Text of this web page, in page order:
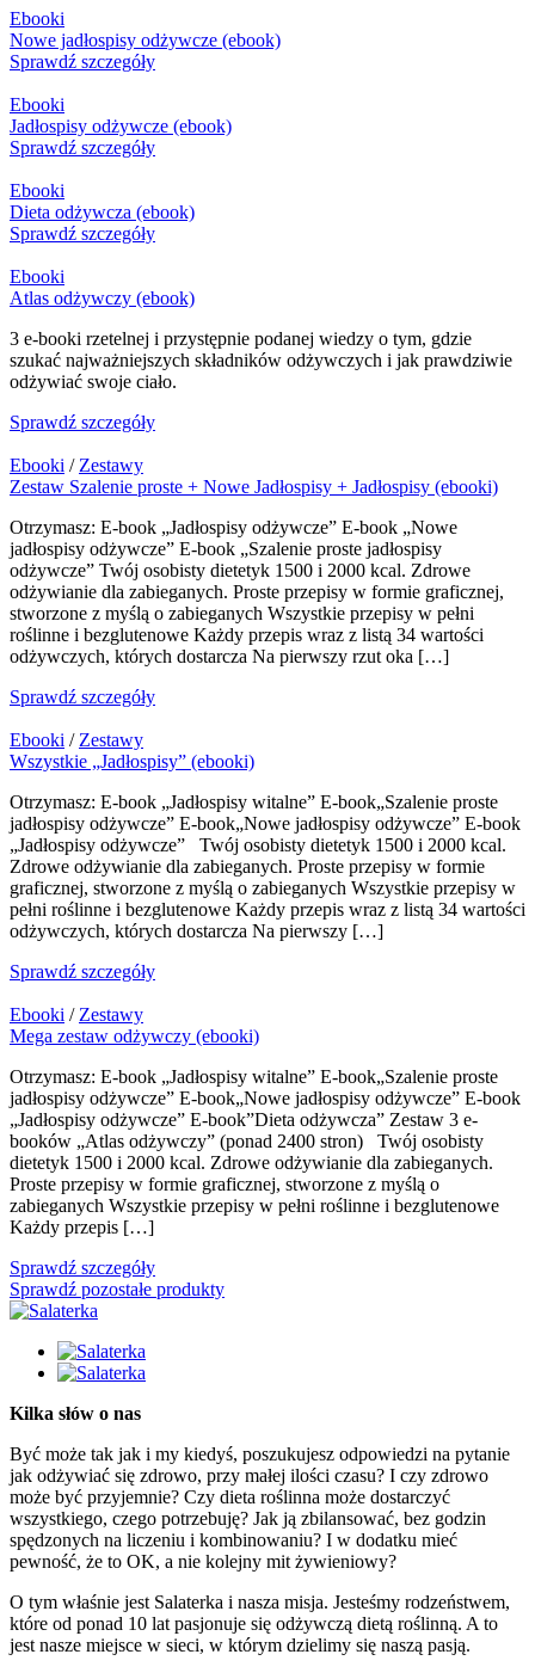
Ebooki
Nowe jadłospisy odżywcze (ebook)
Sprawdź szczegóły
Ebooki
Jadłospisy odżywcze (ebook)
Sprawdź szczegóły
Ebooki
Dieta odżywcza (ebook)
Sprawdź szczegóły
Ebooki
Atlas odżywczy (ebook)
3 e-booki rzetelnej i przystępnie podanej wiedzy o tym, gdzie
szukać najważniejszych składników odżywczych i jak prawdziwie
odżywiać swoje ciało.
Sprawdź szczegóły
Ebooki / Zestawy
Zestaw Szalenie proste + Nowe Jadłospisy + Jadłospisy (ebooki)
Otrzymasz: E-book „Jadłospisy odżywcze” E-book „Nowe
jadłospisy odżywcze” E-book „Szalenie proste jadłospisy
odżywcze” Twój osobisty dietetyk 1500 i 2000 kcal. Zdrowe
odżywianie dla zabieganych. Proste przepisy w formie graficznej,
stworzone z myślą o zabieganych Wszystkie przepisy w pełni
roślinne i bezglutenowe Każdy przepis wraz z listą 34 wartości
odżywczych, których dostarcza Na pierwszy rzut oka […]
Sprawdź szczegóły
Ebooki / Zestawy
Wszystkie „Jadłospisy” (ebooki)
Otrzymasz: E-book „Jadłospisy witalne” E-book„Szalenie proste
jadłospisy odżywcze” E-book„Nowe jadłospisy odżywcze” E-book
„Jadłospisy odżywcze” Twój osobisty dietetyk 1500 i 2000 kcal.
Zdrowe odżywianie dla zabieganych. Proste przepisy w formie
graficznej, stworzone z myślą o zabieganych Wszystkie przepisy w
pełni roślinne i bezglutenowe Każdy przepis wraz z listą 34 wartości
odżywczych, których dostarcza Na pierwszy […]
Sprawdź szczegóły
Ebooki / Zestawy
Mega zestaw odżywczy (ebooki)
Otrzymasz: E-book „Jadłospisy witalne” E-book„Szalenie proste
jadłospisy odżywcze” E-book„Nowe jadłospisy odżywcze” E-book
„Jadłospisy odżywcze” E-book”Dieta odżywcza” Zestaw 3 e-
booków „Atlas odżywczy” (ponad 2400 stron) Twój osobisty
dietetyk 1500 i 2000 kcal. Zdrowe odżywianie dla zabieganych.
Proste przepisy w formie graficznej, stworzone z myślą o
zabieganych Wszystkie przepisy w pełni roślinne i bezglutenowe
Każdy przepis […]
Sprawdź szczegóły
Sprawdź pozostałe produkty
Kilka słów o nas
Być może tak jak i my kiedyś, poszukujesz odpowiedzi na pytanie
jak odżywiać się zdrowo, przy małej ilości czasu? I czy zdrowo
może być przyjemnie? Czy dieta roślinna może dostarczyć
wszystkiego, czego potrzebuję? Jak ją zbilansować, bez godzin
spędzonych na liczeniu i kombinowaniu? I w dodatku mieć
pewność, że to OK, a nie kolejny mit żywieniowy?
O tym właśnie jest Salaterka i nasza misja. Jesteśmy rodzeństwem,
które od ponad 10 lat pasjonuje się odżywczą dietą roślinną. A to
jest nasze miejsce w sieci, w którym dzielimy się naszą pasją.